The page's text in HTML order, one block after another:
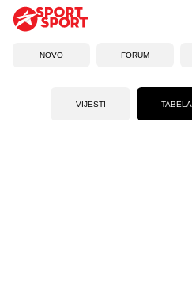
NOVO FORUM
VIJESTI TABELA